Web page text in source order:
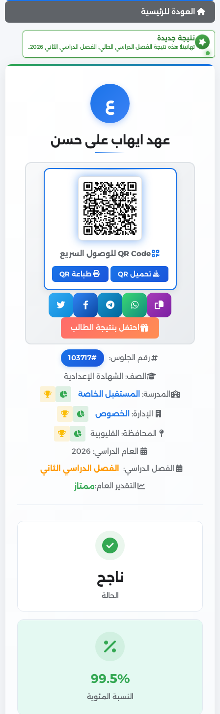
العودة للرئيسية
نتيجة جديدة
تهانينا! هذه نتيجة الفصل الدراسي الحالي: الفصل الدراسي الثاني 2026..
ع
عهد ايهاب على حسن
QR Code للوصول السريع
تحميل QR طباعة QR
احتفل بنتيجة الطالب
رقم الجلوس: 103717
الصف: الشهادة الإعدادية
المدرسة: المستقبل الخاصة
الإدارة: الخصوص
المحافظة: القليوبية
العام الدراسي: 2026
الفصل الدراسي:
الفصل الدراسي الثاني
التقدير العام:ممتاز
ناجح
الحالة
99.5%
النسبة المئوية